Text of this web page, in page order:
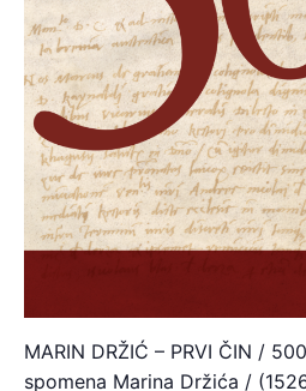
MARIN DRŽIĆ – PRVI ČIN /
spomena Marina Držića /